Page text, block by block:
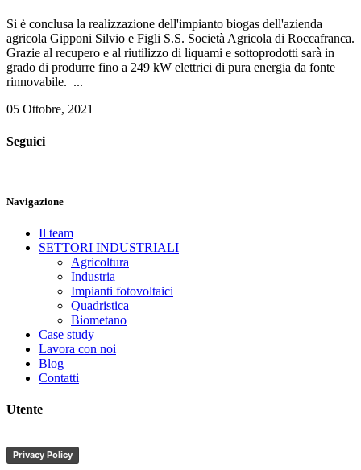
Si è conclusa la realizzazione dell'impianto biogas dell'azienda
agricola Gipponi Silvio e Figli S.S. Società Agricola di Roccafranca.
Grazie al recupero e al riutilizzo di liquami e sottoprodotti sarà in
grado di produrre fino a 249 kW elettrici di pura energia da fonte
rinnovabile. ...
05 Ottobre, 2021
Seguici
Navigazione
Il team
SETTORI INDUSTRIALI
Agricoltura
Industria
Impianti fotovoltaici
Quadristica
Biometano
Case study
Lavora con noi
Blog
Contatti
Utente
Privacy Policy